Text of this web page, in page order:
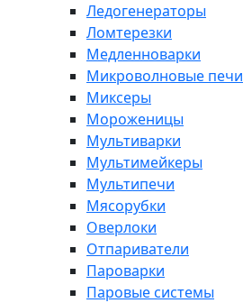
Ледогенераторы
Ломтерезки
Медленноварки
Микроволновые печи
Миксеры
Мороженицы
Мультиварки
Мультимейкеры
Мультипечи
Мясорубки
Оверлоки
Отпариватели
Пароварки
Паровые системы